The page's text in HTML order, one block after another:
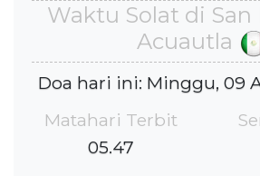
Waktu Solat di San
Acuautla
Doa hari ini: Minggu, 09
Matahari Terbit
05.47